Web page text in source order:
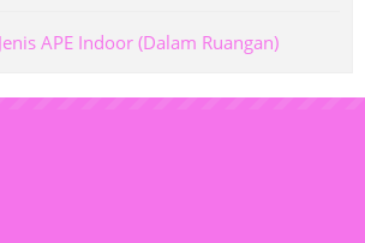
APE Indoor (Dalam Ruangan)